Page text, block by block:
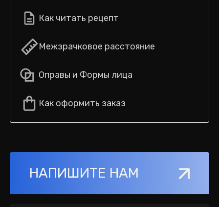
Как читать рецепт
Межзрачковое расстояние
Оправы и Формы лица
Как оформить заказ
НАПИШИТЕ НАМ